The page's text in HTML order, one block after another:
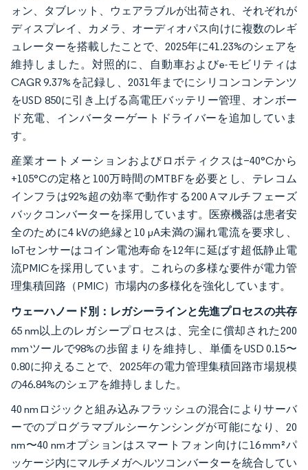
ォン、タブレット、ウェアラブルが出荷され、それぞれが
ディスプレイ、カメラ、オーディオパス向けに複数のレギ
ュレーターを搭載したことで、2025年に41.23%のシェアを
維持しました。対照的に、自動車およびe-モビリティは
CAGR 9.37%を記録し、2031年までにシリコンコンテンツ
をUSD 850に引き上げる高電圧バッテリー管理、オンボー
ド充電、インバーターゲートドライバーを追加していま
す。
産業オートメーションおよびロボティクスは−40°Cから
+105°Cの定格と100万時間のMTBFを必要とし、テレコム
インフラは92%超の効率で動作する200 Aマルチフェーズ
バックコンバーターを採用しています。医療機器は患者安
全のために4 kVの絶縁と10 µA未満の漏れ電流を要求し、
IoTセンサーはコイン電池寿命を12年に延ばす超低静止電
流PMICを採用しています。これらの多様な要件が電力管
理集積回路（PMIC）市場内の多様化を強化しています。
ウェーハノード別：レガシーラインと先進プロセスの共存
65 nm以上のレガシープロセスは、完全に償却された200
mmツールで98%の歩留まりを維持し、単価をUSD 0.15〜
0.80に抑えることで、2025年の電力管理集積回路市場規模
の46.84%のシェアを維持しました。
40 nmロジックと組み込みフラッシュの混合によりサーバ
ーでのプログラマブルシーケンシングが可能になり、20
nm〜40 nmオプションはスマートフォン向けに16 mm²パ
ッケージ内にマルチメガヘルツコンバーターを統合してい